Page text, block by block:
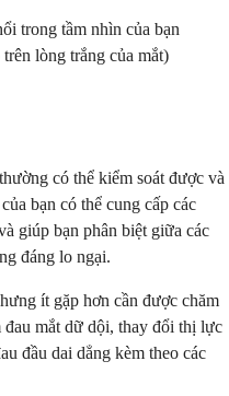
trong tầm nhìn của bạn
lòng trắng của mắt)
có thể kiểm soát được và
bạn có thể cung cấp các
giúp bạn phân biệt giữa các
đáng lo ngại.
ít gặp hơn cần được chăm
mắt dữ dội, thay đổi thị lực
đầu dai dẳng kèm theo các